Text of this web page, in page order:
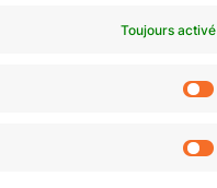
Toujours activé